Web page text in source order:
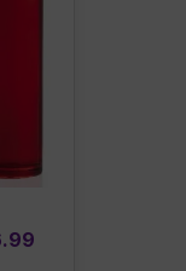
Current